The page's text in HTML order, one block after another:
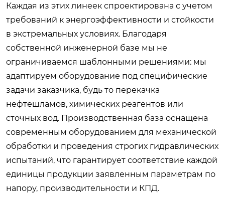
Каждая из этих линеек спроектирована с учетом
требований к энергоэффективности и стойкости
в экстремальных условиях. Благодаря
собственной инженерной базе мы не
ограничиваемся шаблонными решениями: мы
адаптируем оборудование под специфические
задачи заказчика, будь то перекачка
нефтешламов, химических реагентов или
сточных вод. Производственная база оснащена
современным оборудованием для механической
обработки и проведения строгих гидравлических
испытаний, что гарантирует соответствие каждой
единицы продукции заявленным параметрам по
напору, производительности и КПД.